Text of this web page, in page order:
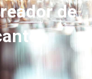
de